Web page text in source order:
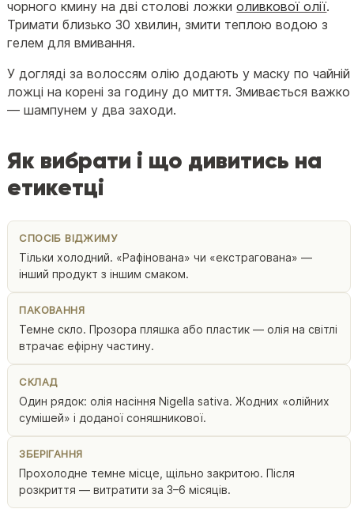
чорного кмину на дві столові ложкиоливкової олії.
Тримати близько 30 хвилин, змити теплою водою з
гелем для вмивання.
У догляді за волоссям олію додають у маску по чайній
ложці на корені за годину до миття. Змивається важко
— шампунем у два заходи.
Як вибрати і що дивитись на
етикетці
СПОСІБ ВІДЖИМУ
Тільки холодний. «Рафінована» чи «екстрагована» —
інший продукт з іншим смаком.
ПАКОВАННЯ
Темне скло. Прозора пляшка або пластик — олія на світлі
втрачає ефірну частину.
СКЛАД
Один рядок: олія насіння Nigella sativa. Жодних «олійних
сумішей» і доданої соняшникової.
ЗБЕРІГАННЯ
Прохолодне темне місце, щільно закритою. Після
розкриття — витратити за 3–6 місяців.